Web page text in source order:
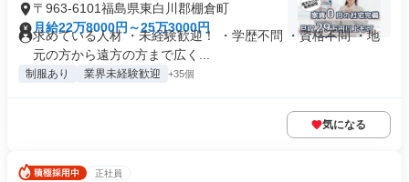
〒963-6101福島県東白川郡棚倉町
月給22万8000円～25万3000円
求めている人材 ・未経験歓迎！ ・学歴不問 ・資格不問 ・地
元の方から遠方の方まで広く...
制服あり 業界未経験歓迎 +35個
気になる
正社員